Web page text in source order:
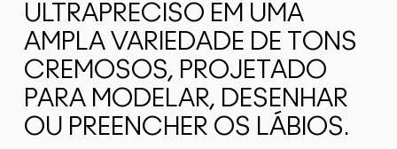
ULTRAPRECISO EM UMA
AMPLA VARIEDADE DE TONS
CREMOSOS, PROJETADO
PARA MODELAR, DESENHAR
OU PREENCHER OS LÁBIOS.